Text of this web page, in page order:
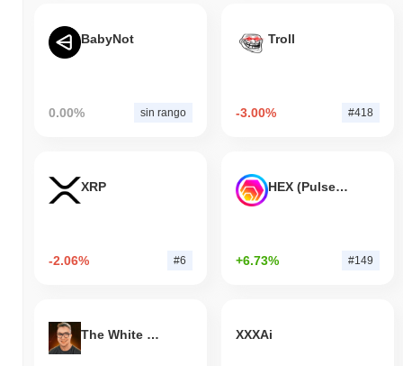
BabyNot
0.00% sin rango
Troll
-3.00% #418
XRP
-2.06% #6
HEX (Pulsechain)
+6.73% #149
The White Bull XXXAi